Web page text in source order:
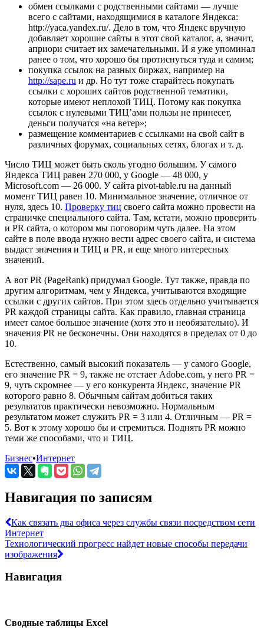
обмен ссылками с родственными сайтами — лучше
всего с сайтами, находящимися в каталоге Яндекса:
http://yaca.yandex.ru/. Дело в том, что Яндекс вручную
добавляет хорошие сайты в этот свой каталог, а, значит,
априори считает их замечательными. И я уже упоминал
ранее о том, что хорошо бы протиснуться туда и самим;
покупка ссылок на разных биржах, например на
http://sape.ru и др. Но тут тоже старайтесь покупать
ссылки с хороших сайтов родственной тематики,
которые имеют неплохой ТИЦ. Потому как покупка
ссылок с нулевыми ТИЦ’ами пользы не принесет,
деньги получатся «на ветер»;
размещение комментариев с ссылками на свой сайт в
различных форумах, социальных сетях, блогах и т. д.
Число ТИЦ может быть сколь угодно большим. У самого
Яндекса ТИЦ равен 270 000, у Google — 48 000, у
Microsoft.com — 26 000. У сайта pivot-table.ru на данный
момент ТИЦ равен 10. Минимальное значение, отличное от
нуля, здесь 10. Проверку тиц своего сайта можно провести на
страничке специального сайта. Там, кстати, можно проверить
и PR сайта, о котором мы поговорим чуть далее. На этом
сайте в поле ввода нужно вести адрес своего сайта, и система
выдаст значения и ТИЦ и PR, и еще много интересных
значений.
А вот PR (PageRank) придумал Google. Тут также, правда по
другим алгоритмам, чем у Яндекса, учитываются входящие
ссылки с других сайтов. При этом здесь отдельно учитывается
PR каждой страницы сайта. Как правило, главная страница
имеет самое большое значение (хотя это и необязательно). И
значения PR не бесконечны. Они находятся в пределах от 0 до
10.
Естественно, самый высокий показатель — у самого Google,
его значение PR = 9, также не отстает Adobe.com, у него PR =
9, чуть скромнее — у его конкурента Яндекс, значение PR
которого равно 8. Обычным сайтам добиться таких
результатов практически невозможно. Нормальным
результатом может служить PR = 3 или 4. Отличным — PR =
5. Вот к этому хорошо бы и стремиться. Поднять PR можно
теми же способами, что и ТИЦ.
Бизнес•Интернет
Навигация по записям
Как связать два офиса через службы связи посредством сети
Интернет
Технологический прогресс найдет новые способы передачи
изображения
Навигация
Сводные таблицы Excel